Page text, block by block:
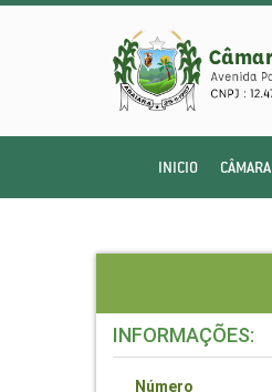
INICIO CÂMARA
INFORMAÇÕES:
Número